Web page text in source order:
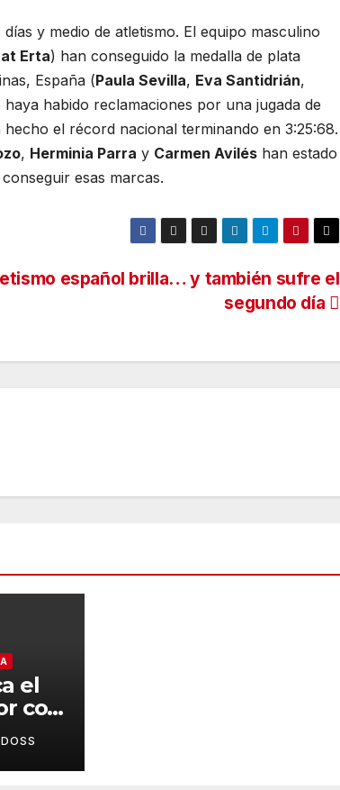
y medio de atletismo. El equipo masculino
Erta) han conseguido la medalla de plata
España (Paula Sevilla, Eva Santidrián,
habido reclamaciones por una jugada de
el récord nacional terminando en 3:25:68.
, Herminia Parra y Carmen Avilés han estado
esas marcas.
español brilla… y también sufre el
segundo día
el
con